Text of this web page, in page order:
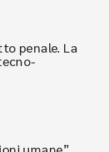
penale. La